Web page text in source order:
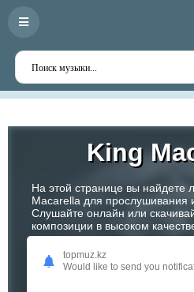
King
На этой странице вы найдете
Macarella для прослушивания
Слушайте онлайн или
композиции в высоком
творчество одного из самых
Казахстана!
topmuz.kz
Would like to send you